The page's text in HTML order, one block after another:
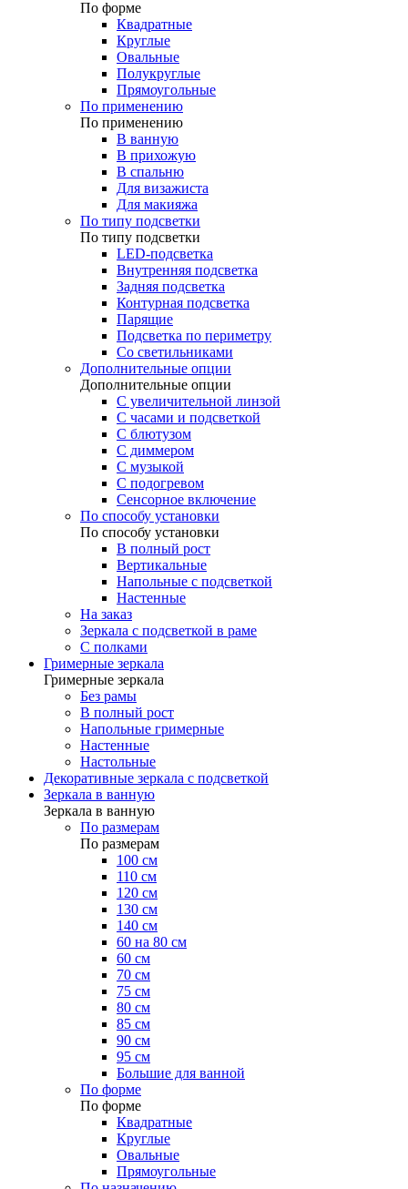
По форме
Квадратные
Круглые
Овальные
Полукруглые
Прямоугольные
По применению
По применению
В ванную
В прихожую
В спальню
Для визажиста
Для макияжа
По типу подсветки
По типу подсветки
LED-подсветка
Внутренняя подсветка
Задняя подсветка
Контурная подсветка
Парящие
Подсветка по периметру
Со светильниками
Дополнительные опции
Дополнительные опции
C увеличительной линзой
C часами и подсветкой
С блютузом
С диммером
С музыкой
С подогревом
Сенсорное включение
По способу установки
По способу установки
В полный рост
Вертикальные
Напольные с подсветкой
Настенные
На заказ
Зеркала с подсветкой в раме
С полками
Гримерные зеркала
Гримерные зеркала
Без рамы
В полный рост
Напольные гримерные
Настенные
Настольные
Декоративные зеркала с подсветкой
Зеркала в ванную
Зеркала в ванную
По размерам
По размерам
100 см
110 см
120 см
130 см
140 см
60 на 80 см
60 см
70 см
75 см
80 см
85 см
90 см
95 см
Большие для ванной
По форме
По форме
Квадратные
Круглые
Овальные
Прямоугольные